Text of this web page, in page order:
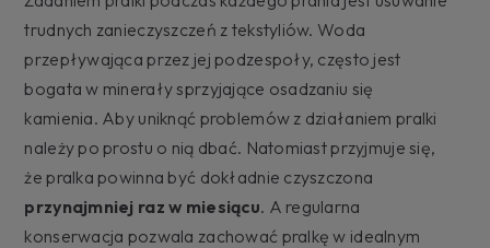
trudnych zanieczyszczeń z tekstyliów. Woda
przepływająca przez jej podzespoły, często jest
bogata w minerały sprzyjające osadzaniu się
kamienia. Aby uniknąć problemów z działaniem pralki
należy po prostu o nią dbać. Natomiast przyjmuje się,
że pralka powinna być dokładnie czyszczona
przynajmniej raz w miesiącu. A regularna
konserwacja pozwala zachować pralkę w idealnym